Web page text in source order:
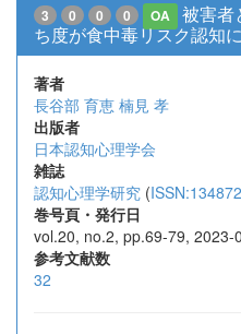
3 0 0 0 OA
被害者
ち度が食中毒リスク認知
著者
長谷部 育恵 楠見 孝
出版者
日本認知心理学会
雑誌
認知心理学研究 (
巻号頁・発行日
vol.20, no.2, pp.69-79,
参考文献数
32